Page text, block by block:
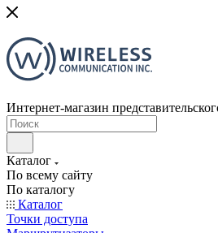
Интернет-магазин
Каталог
По всему сайту
По каталогу
Каталог
Точки доступа